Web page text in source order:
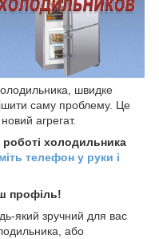
швидке
саму проблему. Це
агрегат.
холодильника
телефон у руки і
профіль!
який зручний для вас
або